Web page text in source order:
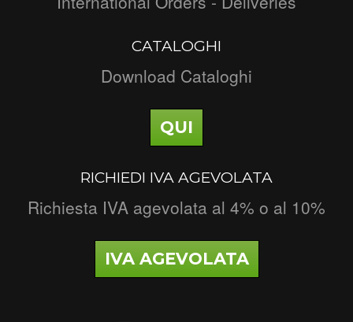
CATALOGHI
Download Cataloghi
QUI
RICHIEDI IVA AGEVOLATA
Richiesta IVA agevolata al 4% o al 10%
IVA AGEVOLATA